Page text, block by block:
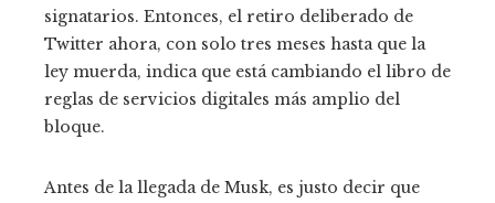
signatarios. Entonces, el retiro deliberado de
Twitter ahora, con solo tres meses hasta que la
ley muerda, indica que está cambiando el libro de
reglas de servicios digitales más amplio del
bloque.
Antes de la llegada de Musk, es justo decir que